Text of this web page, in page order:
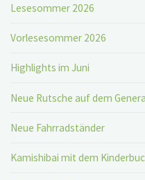
Lesesommer 2026
Vorlesesommer 2026
Highlights im Juni
Neue Rutsche auf dem
Neue Fahrradständer
Kamishibai mit dem